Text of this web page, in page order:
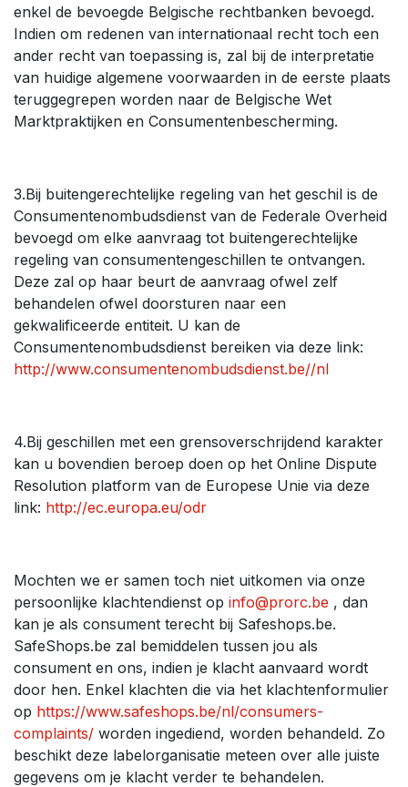
enkel de bevoegde Belgische rechtbanken bevoegd.
Indien om redenen van internationaal recht toch een
ander recht van toepassing is, zal bij de interpretatie
van huidige algemene voorwaarden in de eerste plaats
teruggegrepen worden naar de Belgische Wet
Marktpraktijken en Consumentenbescherming.
3.Bij buitengerechtelijke regeling van het geschil is de
Consumentenombudsdienst van de Federale Overheid
bevoegd om elke aanvraag tot buitengerechtelijke
regeling van consumentengeschillen te ontvangen.
Deze zal op haar beurt de aanvraag ofwel zelf
behandelen ofwel doorsturen naar een
gekwalificeerde entiteit. U kan de
Consumentenombudsdienst bereiken via deze link:
http://www.consumentenombudsdienst.be//nl
4.Bij geschillen met een grensoverschrijdend karakter
kan u bovendien beroep doen op het Online Dispute
Resolution platform van de Europese Unie via deze
link: http://ec.europa.eu/odr
Mochten we er samen toch niet uitkomen via onze
persoonlijke klachtendienst op info@prorc.be , dan
kan je als consument terecht bij Safeshops.be.
SafeShops.be zal bemiddelen tussen jou als
consument en ons, indien je klacht aanvaard wordt
door hen. Enkel klachten die via het klachtenformulier
op https://www.safeshops.be/nl/consumers-
complaints/ worden ingediend, worden behandeld. Zo
beschikt deze labelorganisatie meteen over alle juiste
gegevens om je klacht verder te behandelen.